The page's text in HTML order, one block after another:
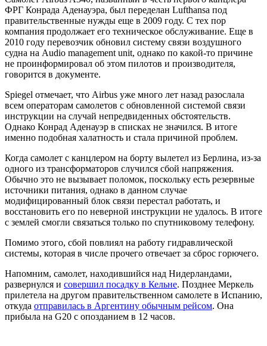
ФРГ Конрада Аденауэра, был переделан Lufthansa под
правительственные нужды еще в 2009 году. С тех пор
компания продолжает его техническое обслуживание. Еще в
2010 году перевозчик обновил систему связи воздушного
судна на Audio management unit, однако по какой-то причине
не проинформировал об этом пилотов и производителя,
говорится в документе.
Spiegel отмечает, что Airbus уже много лет назад разослала
всем операторам самолетов с обновленной системой связи
инструкции на случай непредвиденных обстоятельств.
Однако Конрад Аденауэр в списках не значился. В итоге
именно подобная халатность и стала причиной проблем.
Когда самолет с канцлером на борту вылетел из Берлина, из-за
одного из трансформаторов случился сбой напряжения.
Обычно это не вызывает поломок, поскольку есть резервные
источники питания, однако в данном случае
модифицированный блок связи перестал работать, и
восстановить его по неверной инструкции не удалось. В итоге
с землей смогли связаться только по спутниковому телефону.
Помимо этого, сбой повлиял на работу гидравлической
системы, которая в числе прочего отвечает за сброс горючего.
Напомним, самолет, находившийся над Нидерландами,
развернулся и совершил посадку в Кельне. Позднее Меркель
прилетела на другом правительственном самолете в Испанию,
откуда отправилась в Аргентину обычным рейсом. Она
прибыла на G20 с опозданием в 12 часов.